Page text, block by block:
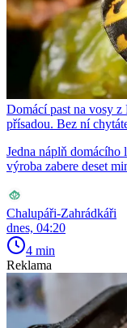
Domácí past na vosy
přísadou. Bez ní
Jedna náplň domácího
výroba zabere deset
Chalupáři-Zahrádkáři
dnes, 04:20
4 min
Reklama